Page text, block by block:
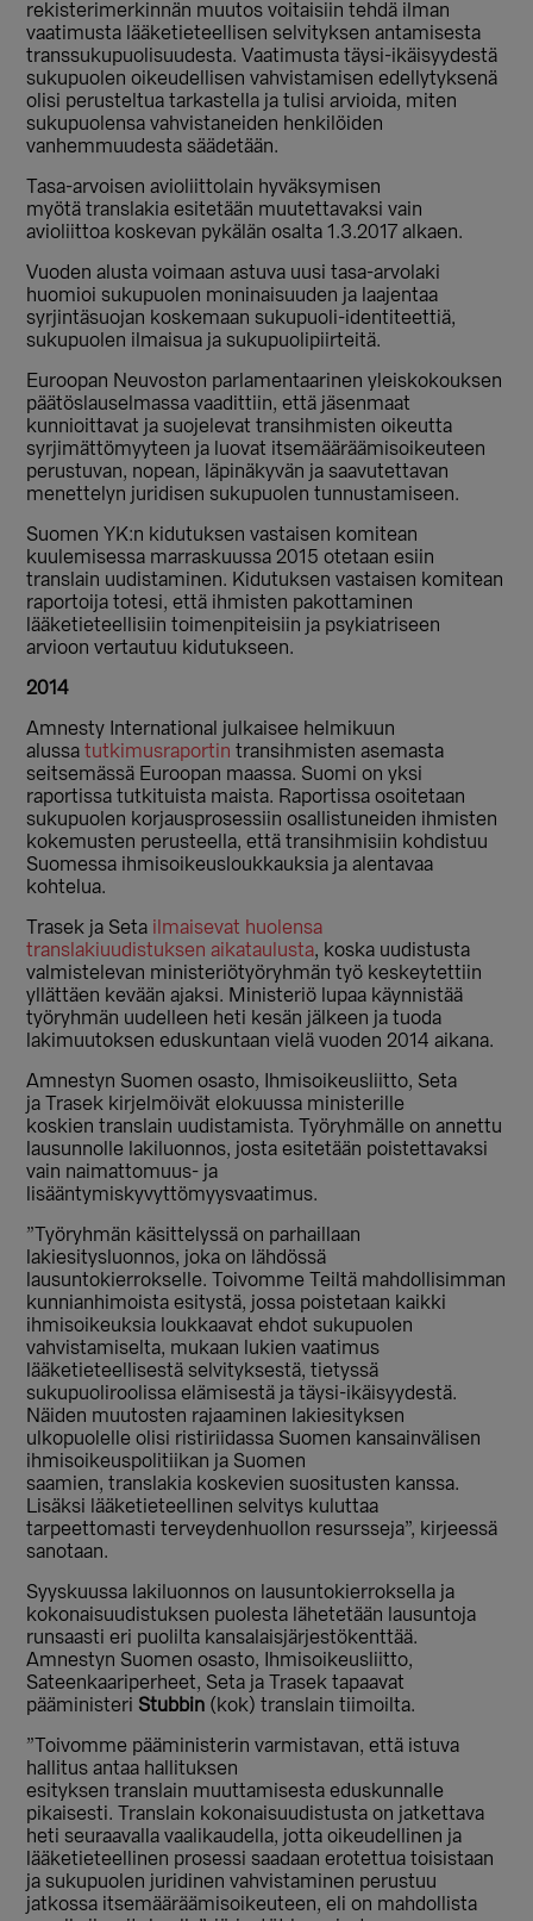
rekisterimerkinnän muutos voitaisiin tehdä ilman
vaatimusta lääketieteellisen selvityksen antamisesta
transsukupuolisuudesta. Vaatimusta täysi-ikäisyydestä
sukupuolen oikeudellisen vahvistamisen edellytyksenä
olisi perusteltua tarkastella ja tulisi arvioida, miten
sukupuolensa vahvistaneiden henkilöiden
vanhemmuudesta säädetään.
Tasa-arvoisen avioliittolain hyväksymisen
myötä translakia esitetään muutettavaksi vain
avioliittoa koskevan pykälän osalta 1.3.2017 alkaen.
Vuoden alusta voimaan astuva uusi tasa-arvolaki
huomioi sukupuolen moninaisuuden ja laajentaa
syrjintäsuojan koskemaan sukupuoli-identiteettiä,
sukupuolen ilmaisua ja sukupuolipiirteitä.
Euroopan Neuvoston parlamentaarinen yleiskokouksen
päätöslauselmassa vaadittiin, että jäsenmaat
kunnioittavat ja suojelevat transihmisten oikeutta
syrjimättömyyteen ja luovat itsemääräämisoikeuteen
perustuvan, nopean, läpinäkyvän ja saavutettavan
menettelyn juridisen sukupuolen tunnustamiseen.
Suomen YK:n kidutuksen vastaisen komitean
kuulemisessa marraskuussa 2015 otetaan esiin
translain uudistaminen. Kidutuksen vastaisen komitean
raportoija totesi, että ihmisten pakottaminen
lääketieteellisiin toimenpiteisiin ja psykiatriseen
arvioon vertautuu kidutukseen.
2014
Amnesty International julkaisee helmikuun
alussatutkimusraportin transihmisten asemasta
seitsemässä Euroopan maassa. Suomi on yksi
raportissa tutkituista maista. Raportissa osoitetaan
sukupuolen korjausprosessiin osallistuneiden ihmisten
kokemusten perusteella, että transihmisiin kohdistuu
Suomessa ihmisoikeusloukkauksia ja alentavaa
kohtelua.
Trasek ja Seta ilmaisevat huolensa
translakiuudistuksen aikataulusta, koska uudistusta
valmistelevan ministeriötyöryhmän työ keskeytettiin
yllättäen kevään ajaksi. Ministeriö lupaa käynnistää
työryhmän uudelleen heti kesän jälkeen ja tuoda
lakimuutoksen eduskuntaan vielä vuoden 2014 aikana.
Amnestyn Suomen osasto, Ihmisoikeusliitto, Seta
ja Trasek kirjelmöivät elokuussa ministerille
koskien translain uudistamista. Työryhmälle on annettu
lausunnolle lakiluonnos, josta esitetään poistettavaksi
vain naimattomuus- ja
lisääntymiskyvyttömyysvaatimus.
”Työryhmän käsittelyssä on parhaillaan
lakiesitysluonnos, joka on lähdössä
lausuntokierrokselle. Toivomme Teiltä mahdollisimman
kunnianhimoista esitystä, jossa poistetaan kaikki
ihmisoikeuksia loukkaavat ehdot sukupuolen
vahvistamiselta, mukaan lukien vaatimus
lääketieteellisestä selvityksestä, tietyssä
sukupuoliroolissa elämisestä ja täysi-ikäisyydestä.
Näiden muutosten rajaaminen lakiesityksen
ulkopuolelle olisi ristiriidassa Suomen kansainvälisen
ihmisoikeuspolitiikan ja Suomen
saamien, translakia koskevien suositusten kanssa.
Lisäksi lääketieteellinen selvitys kuluttaa
tarpeettomasti terveydenhuollon resursseja”, kirjeessä
sanotaan.
Syyskuussa lakiluonnos on lausuntokierroksella ja
kokonaisuudistuksen puolesta lähetetään lausuntoja
runsaasti eri puolilta kansalaisjärjestökenttää.
Amnestyn Suomen osasto, Ihmisoikeusliitto,
Sateenkaariperheet, Seta ja Trasek tapaavat
pääministeri Stubbin (kok) translain tiimoilta.
”Toivomme pääministerin varmistavan, että istuva
hallitus antaa hallituksen
esityksen translain muuttamisesta eduskunnalle
pikaisesti. Translain kokonaisuudistusta on jatkettava
heti seuraavalla vaalikaudella, jotta oikeudellinen ja
lääketieteellinen prosessi saadaan erotettua toisistaan
ja sukupuolen juridinen vahvistaminen perustuu
jatkossa itsemääräämisoikeuteen, eli on mahdollista